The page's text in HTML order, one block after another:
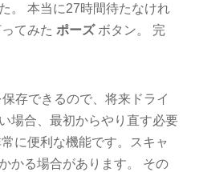
。 本当に27時間待たなけれ
ってみたポーズボタン。 完
存できるので、将来ドライ
場合、最初からやり直す必要
に便利な機能です。スキャ
かる場合があります。 その